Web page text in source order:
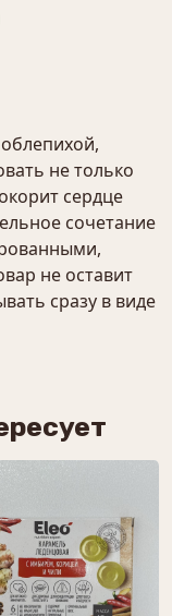
не только
сердце
сочетание
не оставит
сразу в виде